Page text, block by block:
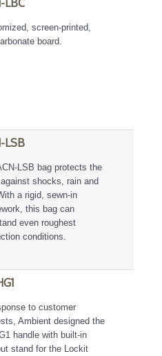
screen-printed,
board.
LSB
LSB bag protects the
shocks, rain and
a rigid, sewn-in
this bag can
even roughest
conditions.
to customer
Ambient designed the
handle with built-in
stand for the Lockit